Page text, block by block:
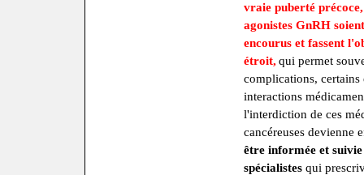
vraie puberté
agonistes GnRH
encourus et fassent
étroit, qui permet
complications, certains
interactions
l'interdiction de ces
cancéreuses devienne
être informée et
spécialistes qui